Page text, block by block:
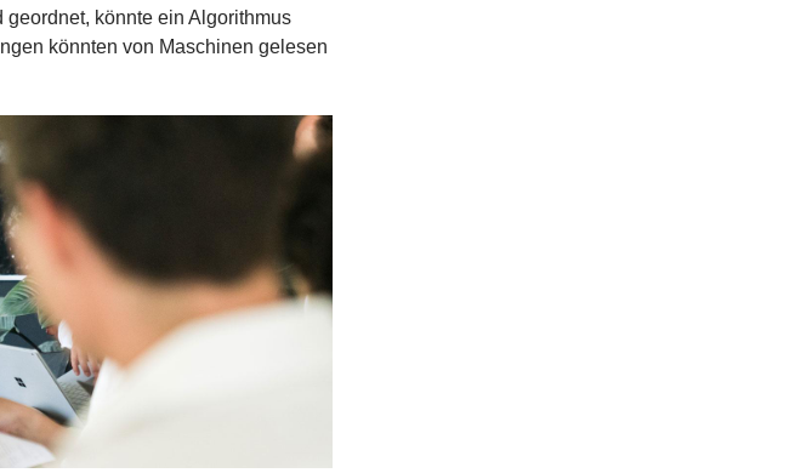
könnte ein Algorithmus
könnten von Maschinen gelesen